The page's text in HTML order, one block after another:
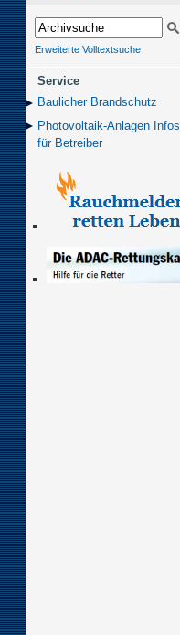
Erweiterte Volltextsuche
Service
Baulicher Brand­schutz
Photovoltaik-Anlagen Infos
für Betreiber